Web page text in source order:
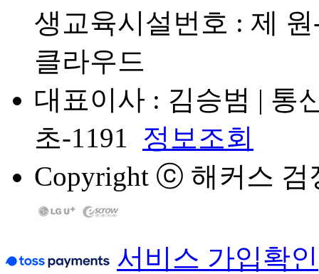
생교육시설번호 : 제
클라우드
대표이사 : 김승범 | 통
초-1191 정보조회
Copyright ⓒ 해커스 검
서비스 가입확인